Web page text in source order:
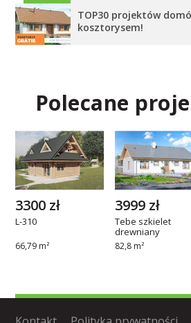
TOP30 projektów
kosztorysem!
Polecane
L-310
66,79 m²
3300 zł
Tebe szkielet
drewniany
82,8 m²
3999 zł